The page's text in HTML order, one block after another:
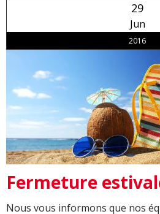
29
Jun
2016
Fermeture
Nous vous informons que nos